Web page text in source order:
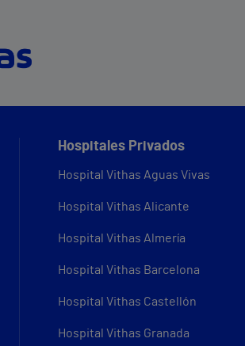
Hospitales Privados
Hospital Vithas Aguas Vivas
Hospital Vithas Alicante
Hospital Vithas Almería
Hospital Vithas Barcelona
Hospital Vithas Castellón
Hospital Vithas Granada